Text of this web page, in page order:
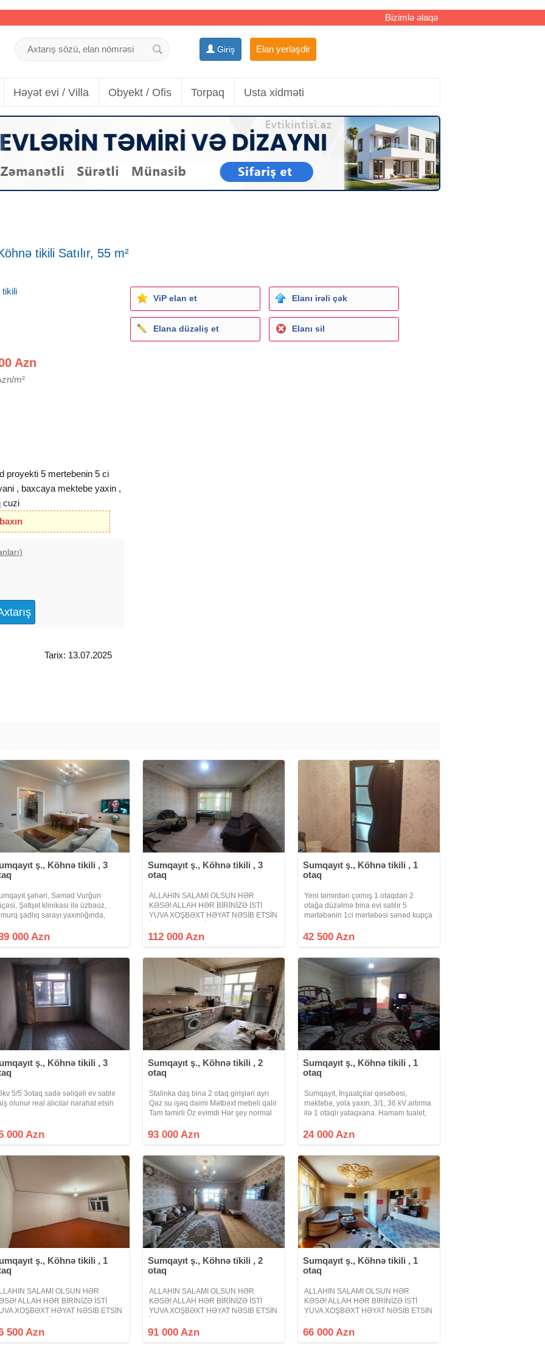
Bizimlə əlaqə
Giriş Elan yerləşdir
Həyət evi / Villa Obyekt / Ofis Torpaq Usta xidməti
tikili Satılır, 55 m²
tikili
Azn
m²
proyekti 5 mertebenin 5 ci
, baxcaya mektebe yaxin ,
cuzi
Tarix: 13.07.2025
ViP elan et Elanı irəli çək
Elana düzəliş et Elanı sil
ş., Köhnə tikili , 3
şəhəri, Səməd Vurğun
Şəfqət klinikasi ilə üzbəüz,
şadlıq sarayı yaxınlığında,
4cü mərtəbəsində yerləşən, 3
000 Azn
Sumqayıt ş., Köhnə tikili , 3
otaq
ALLAHIN SALAMI OLSUN HƏR
KƏSƏ! ALLAH HƏR BİRİNİZƏ İSTİ
YUVA XOŞBƏXT HƏYAT NƏSİB ETSİN
13-cü mkr 9 mərtəbəli binanın 7-ci
112 000 Azn
Sumqayıt ş., Köhnə tikili , 1
otaq
Yeni təmirdən çıxmış 1 otaqdan 2
otağa düzəlmə bina evi satılır 5
mərtəbənin 1ci mərtəbəsi sənəd kupça
42 500 Azn
ş., Köhnə tikili , 3
5/5 3otaq sadə səliqəli ev satılır
olunur real alıcılar narahat etsin
000 Azn
Sumqayıt ş., Köhnə tikili , 2
otaq
Stalinka daş bina 2 otaq girişləri ayrı
Qaz su işəq daimi Mətbəxt mebeli qalir
Tam təmirli Öz evimdi Hər şey normal
olar
93 000 Azn
Sumqayıt ş., Köhnə tikili , 1
otaq
Sumqayıt, İnşaatçılar qəsəbəsi,
məktəbə, yola yaxın, 3/1, 36 kV artırma
ilə 1 otaqlı yataqxana. Hamam tualet,
Qeydiyyat ile qiyməti 24000 AZN.
24 000 Azn
ş., Köhnə tikili , 1
SALAMI OLSUN HƏR
ALLAH HƏR BİRİNİZƏ İSTİ
XOŞBƏXT HƏYAT NƏSİB ETSİN
ci məhəllə 5 mərtəbəli binanın 1-ci
500 Azn
Sumqayıt ş., Köhnə tikili , 2
otaq
ALLAHIN SALAMI OLSUN HƏR
KƏSƏ! ALLAH HƏR BİRİNİZƏ İSTİ
YUVA XOŞBƏXT HƏYAT NƏSİB ETSİN
18-ci mkr 9 mərtəbəli binanın 9-cu
91 000 Azn
Sumqayıt ş., Köhnə tikili , 1
otaq
ALLAHIN SALAMI OLSUN HƏR
KƏSƏ! ALLAH HƏR BİRİNİZƏ İSTİ
YUVA XOŞBƏXT HƏYAT NƏSİB ETSİN
10-cu mkr 5 mərtəbəli binanın 2-ci
66 000 Azn